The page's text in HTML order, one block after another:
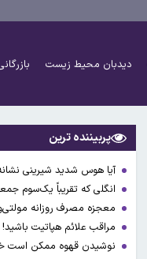
دیدبان محیط زیست
پربیننده ترین
آیا هوس شدید شیرینی
انگلی که تقریباً یک‌سوم
معجزه مصرف روزانه
مراقب علائم هپاتیت باشید!
نوشیدن قهوه ممکن است